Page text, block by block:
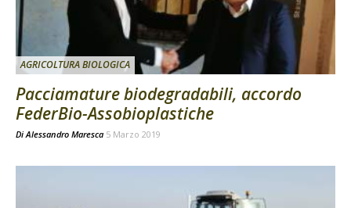
AGRICOLTURA BIOLOGICA
Pacciamature biodegradabili, accordo
FederBio-Assobioplastiche
DiAlessandro Maresca 5 Marzo 2019